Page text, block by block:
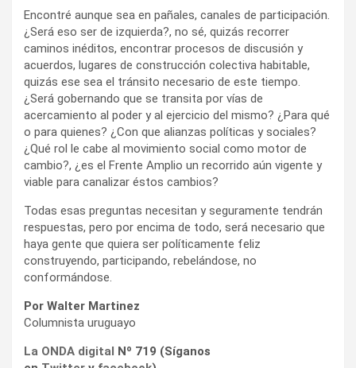
Encontré aunque sea en pañales, canales de participación.
¿Será eso ser de izquierda?, no sé, quizás recorrer
caminos inéditos, encontrar procesos de discusión y
acuerdos, lugares de construcción colectiva habitable,
quizás ese sea el tránsito necesario de este tiempo.
¿Será gobernando que se transita por vías de
acercamiento al poder y al ejercicio del mismo? ¿Para qué
o para quienes? ¿Con que alianzas políticas y sociales?
¿Qué rol le cabe al movimiento social como motor de
cambio?, ¿es el Frente Amplio un recorrido aún vigente y
viable para canalizar éstos cambios?
Todas esas preguntas necesitan y seguramente tendrán
respuestas, pero por encima de todo, será necesario que
haya gente que quiera ser políticamente feliz
construyendo, participando, rebelándose, no
conformándose.
Por Walter Martinez
Columnista uruguayo
La ONDA digital Nº 719 (Síganos